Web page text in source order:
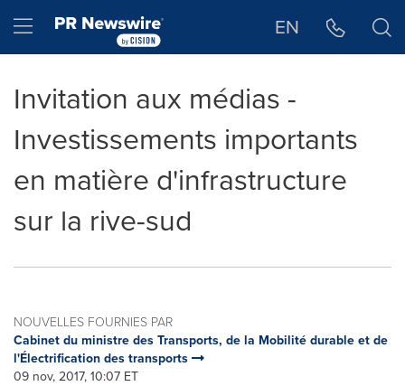
Hamburger menu EN
Invitation aux médias -
Investissements importants
en matière d'infrastructure
sur la rive-sud
NOUVELLES FOURNIES PAR
Cabinet du ministre des Transports, de la Mobilité durable et de
l'Électrification des transports
09 nov, 2017, 10:07 ET